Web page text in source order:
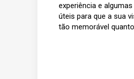
experiência e
úteis para que a sua
tão memorável